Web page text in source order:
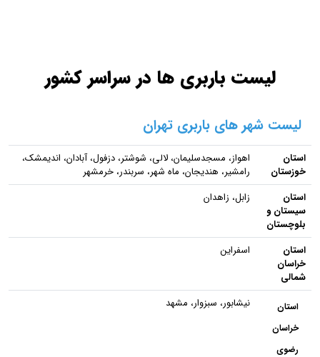
لیست باربری ها در سراسر کشور
لیست شهر های باربری تهران
استان
خوزستان
اهواز، مسجدسلیمان، لالی، شوشتر، دزفول، آبادان، اندیمشک،
رامشیر، هندیجان، ماه شهر، سربندر، خرمشهر
استان
سیستان و
بلوچستان
زابل، زاهدان
استان
خراسان
شمالی
اسفراین
استان
خراسان
رضوی
نیشابور، سبزوار، مشهد